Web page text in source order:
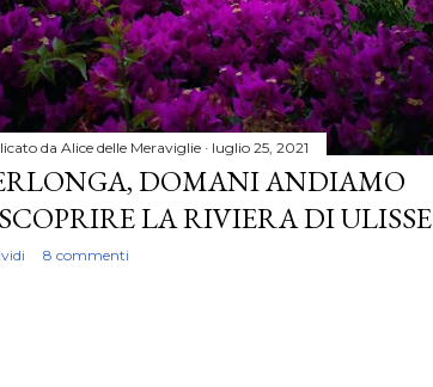
da Alice delle Meraviglie luglio 25, 2021
DOMANI ANDIAMO
LA RIVIERA DI ULISSE
8 commenti